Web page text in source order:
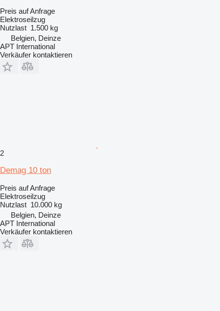
Preis auf Anfrage
Elektroseilzug
Nutzlast 1.500 kg
Belgien, Deinze
APT International
Verkäufer kontaktieren
2
Demag 10 ton
Preis auf Anfrage
Elektroseilzug
Nutzlast 10.000 kg
Belgien, Deinze
APT International
Verkäufer kontaktieren